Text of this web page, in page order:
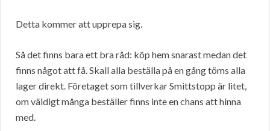
Detta kommer att upprepa sig.
Så det finns bara ett bra råd: köp hem snarast medan det
finns något att få. Skall alla beställa på en gång töms alla
lager direkt. Företaget som tillverkar Smittstopp är litet,
om väldigt många beställer finns inte en chans att hinna
med.